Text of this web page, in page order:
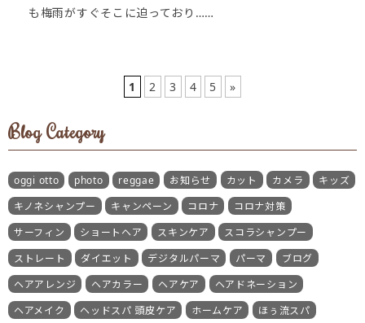
も梅雨がすぐそこに迫っており……
1 2 3 4 5 »
Blog Category
oggi otto photo reggae お知らせ カット カメラ
キッズ
キノネシャンプー
キャンペーン コロナ
コロナ対策
サーフィン
ショートヘア スキンケア
スコラシャンプー
ストレート
ダイエット デジタルパーマ パーマ
ブログ
ヘアアレンジ
ヘアカラー ヘアケア
ヘアドネーション
ヘアメイク
ヘッドスパ 頭皮ケア ホームケア ほぅ流スパ